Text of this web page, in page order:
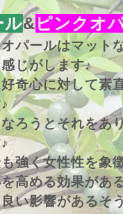
ル&ピンクオ
パールはマット
じがします♪
奇心に対して素
ろうとそれをあ
強く女性性を象
高める効果があ
い影響があるそ